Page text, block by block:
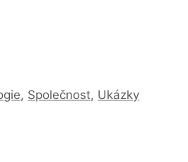
, Společnost, Ukázky